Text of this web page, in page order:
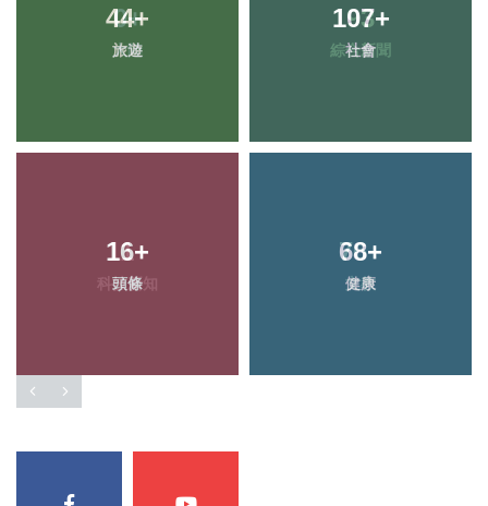
44+
旅遊
107+
社會
16+
頭條
68+
健康